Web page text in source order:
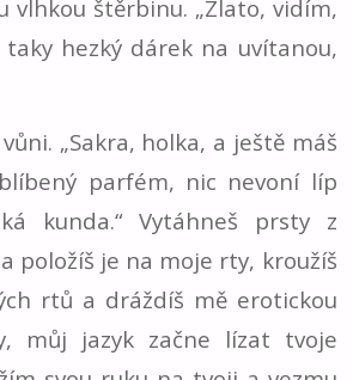
vlhkou štěrbinu. „Zlato, vidím,
hezký dárek na uvítanou,
„Sakra, holka, a ještě máš
parfém, nic nevoní líp
kunda.“ Vytáhneš prsty z
položíš je na moje rty, kroužíš
rtů a dráždíš mě erotickou
můj jazyk začne lízat tvoje